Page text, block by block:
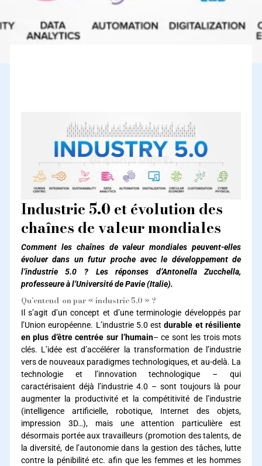
Industrie 5.0 et évolution des
chaînes de valeur mondiales
Comment les chaînes de valeur mondiales peuvent-elles
évoluer dans un futur proche avec le développement de
l’industrie 5.0 ? Les réponses d’Antonella Zucchella,
professeure à l’Université de Pavie (Italie).
Qu’entend-on par « industrie 5.0 » ?
Il s’agit d’un concept et d’une terminologie développés par
l’Union européenne. L’industrie 5.0 estdurable et résiliente
en plus d’être centrée sur l’humain– ce sont les trois mots
clés. L’idée est d’accélérer la transformation de l’industrie
vers de nouveaux paradigmes technologiques, et au-delà. La
technologie et l’innovation technologique – qui
caractérisaient déjà l’industrie 4.0 – sont toujours là pour
augmenter la productivité et la compétitivité de l’industrie
(intelligence artificielle, robotique, Internet des objets,
impression 3D…), mais une attention particulière est
désormais portée aux travailleurs (promotion des talents, de
la diversité, de l’autonomie dans la gestion des tâches, lutte
contre la pénibilité etc. afin que les femmes et les hommes